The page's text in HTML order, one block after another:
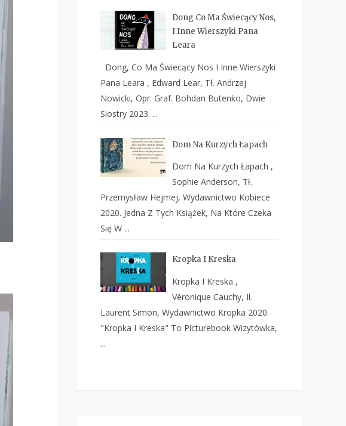
Dong Co Ma Świecący Nos,
I Inne Wierszyki Pana
Leara
Dong, Co Ma Świecący Nos I Inne Wierszyki
Pana Leara , Edward Lear, Tł. Andrzej
Nowicki, Opr. Graf. Bohdan Butenko, Dwie
Siostry 2023. ...
Dom Na Kurzych Łapach
Dom Na Kurzych Łapach ,
Sophie Anderson, Tł.
Przemysław Hejmej, Wydawnictwo Kobiece
2020. Jedna Z Tych Książek, Na Które Czeka
Się W ...
Kropka I Kreska
Kropka I Kreska ,
Véronique Cauchy, Il.
Laurent Simon, Wydawnictwo Kropka 2020.
"Kropka I Kreska" To Picturebook Wizytówka,
...